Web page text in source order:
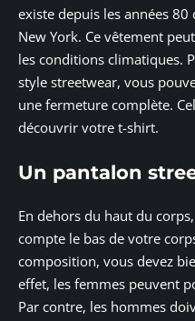
existe depuis les années
New York. Ce vêtement
les conditions climatiques.
style streetwear, vous
une fermeture complète.
découvrir votre t-shirt.
Un pantalon
En dehors du haut du
compte le bas de votre
composition, vous devez
effet, les femmes peuvent
Par contre, les hommes